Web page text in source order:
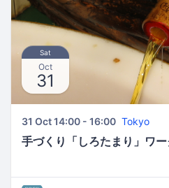
Sat
Oct
31
31 Oct 14:00 - 16:00 Tokyo
手づくり「しろたまり」ワ